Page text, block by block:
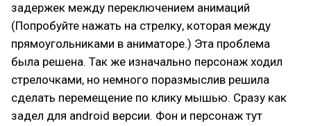
задержек между переключением анимаций
(Попробуйте нажать на стрелку, которая между
прямоугольниками в аниматоре.) Эта проблема
была решена. Так же изначально персонаж ходил
стрелочками, но немного поразмыслив решила
сделать перемещение по клику мышью. Сразу как
задел для android версии. Фон и персонаж тут